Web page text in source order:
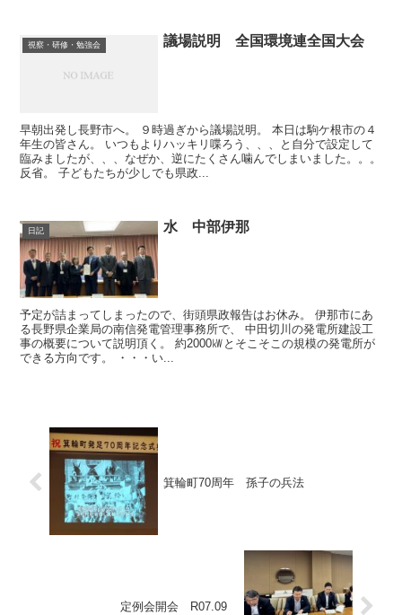
視察・研修・勉強会 議場説明 全国環境連全国大会
早朝出発し長野市へ。 ９時過ぎから議場説明。 本日は駒ケ根市の４
年生の皆さん。 いつもよりハッキリ喋ろう、、、と自分で設定して
臨みましたが、、、なぜか、逆にたくさん噛んでしまいました。。。
反省。 子どもたちが少しでも県政...
日記 水 中部伊那
予定が詰まってしまったので、街頭県政報告はお休み。 伊那市にあ
る長野県企業局の南信発電管理事務所で、 中田切川の発電所建設工
事の概要について説明頂く。 約2000㎾とそこそこの規模の発電所が
できる方向です。 ・・・い...
箕輪町70周年 孫子の兵法
定例会開会 R07.09